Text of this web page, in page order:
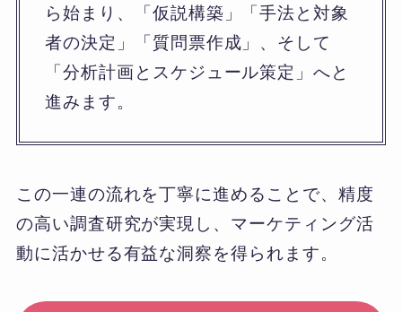
ら始まり、「仮説構築」「手法と対象
者の決定」「質問票作成」、そして
「分析計画とスケジュール策定」へと
進みます。
この一連の流れを丁寧に進めることで、精度
の高い調査研究が実現し、マーケティング活
動に活かせる有益な洞察を得られます。